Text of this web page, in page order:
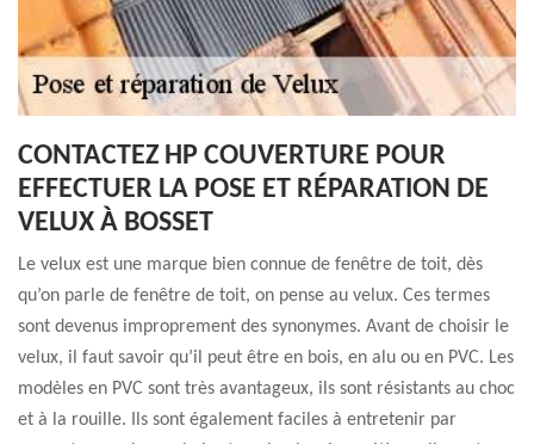
CONTACTEZ HP COUVERTURE POUR
EFFECTUER LA POSE ET RÉPARATION DE
VELUX À BOSSET
Le velux est une marque bien connue de fenêtre de toit, dès
qu’on parle de fenêtre de toit, on pense au velux. Ces termes
sont devenus improprement des synonymes. Avant de choisir le
velux, il faut savoir qu’il peut être en bois, en alu ou en PVC. Les
modèles en PVC sont très avantageux, ils sont résistants au choc
et à la rouille. Ils sont également faciles à entretenir par